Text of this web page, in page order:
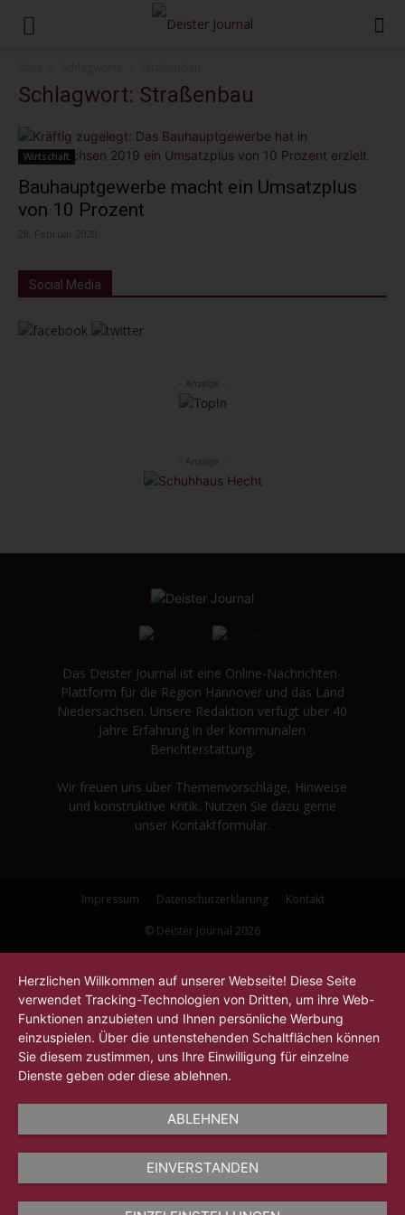
Schlagwort: Straßenbau
Wirtschaft
Bauhauptgewerbe macht ein Umsatzplus
von 10 Prozent
28. Februar 2020
Social Media
- Anzeige -
- Anzeige -
Das Deister Journal ist eine Online-Nachrichten-
Plattform für die Region Hannover und das Land
Niedersachsen. Unsere Redaktion verfügt über 40
Jahre Erfahrung in der kommunalen
Berichterstattung.
Wir freuen uns über Themenvorschläge, Hinweise
und konstruktive Kritik. Nutzen Sie dazu gerne
unser Kontaktformular.
Impressum Datenschutzerklärung Kontakt
© Deister Journal 2026
Herzlichen Willkommen auf unserer Webseite! Diese Seite
verwendet Tracking-Technologien von Dritten, um ihre Web-
Funktionen anzubieten und Ihnen persönliche Werbung
einzuspielen. Über die untenstehenden Schaltflächen können
Sie diesem zustimmen, uns Ihre Einwilligung für einzelne
Dienste geben oder diese ablehnen.
ABLEHNEN
EINVERSTANDEN